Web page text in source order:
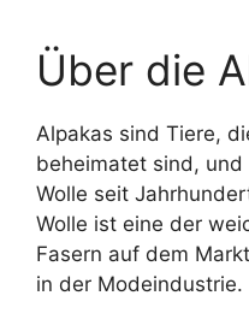
Über die
Alpakas sind Tiere,
beheimatet sind,
Wolle seit
Wolle ist eine der
Fasern auf dem
in der Modeindustrie.